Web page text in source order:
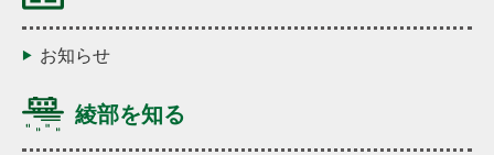
お知らせ
綾部を知る